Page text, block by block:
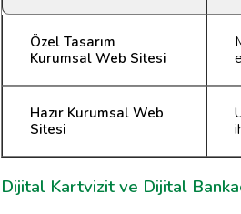
Özel Tasarım
Kurumsal Web Sitesi
Hazır Kurumsal Web
Sitesi
Dijital Kartvizit ve Dijital